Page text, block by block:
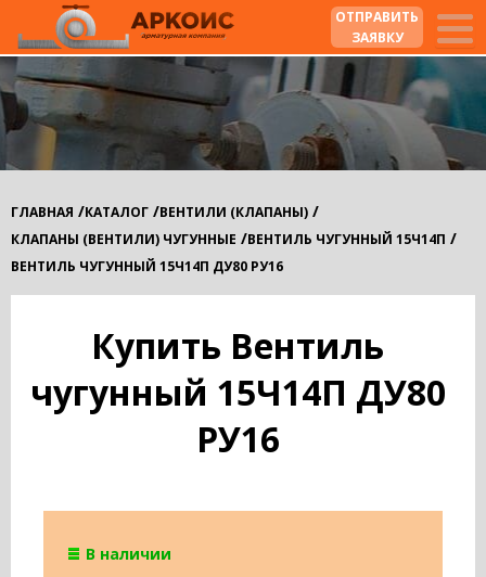
ОТПРАВИТЬ
ЗАЯВКУ
ГЛАВНАЯ /КАТАЛОГ /ВЕНТИЛИ (КЛАПАНЫ) /
КЛАПАНЫ (ВЕНТИЛИ) ЧУГУННЫЕ /ВЕНТИЛЬ ЧУГУННЫЙ 15Ч14П /
ВЕНТИЛЬ ЧУГУННЫЙ 15Ч14П ДУ80 РУ16
Купить Вентиль
чугунный 15Ч14П ДУ80
РУ16
В наличии